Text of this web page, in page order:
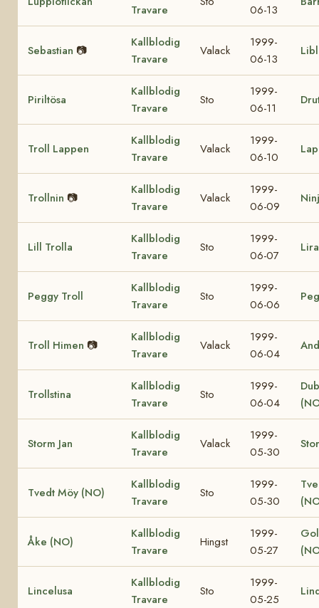
Travare
06-13
Sebastian 📷
Kallblodig
Travare
Valack
1999-
06-13
Piriltösa
Kallblodig
Travare
Sto
1999-
06-11
Troll Lappen
Kallblodig
Travare
Valack
1999-
06-10
Trollnin 📷
Kallblodig
Travare
Valack
1999-
06-09
Lill Trolla
Kallblodig
Travare
Sto
1999-
06-07
Peggy Troll
Kallblodig
Travare
Sto
1999-
06-06
Troll Himen 📷
Kallblodig
Travare
Valack
1999-
06-04
Trollstina
Kallblodig
Travare
Sto
1999-
06-04
Storm Jan
Kallblodig
Travare
Valack
1999-
05-30
Tvedt Möy (NO)
Kallblodig
Travare
Sto
1999-
05-30
Åke (NO)
Kallblodig
Travare
Hingst
1999-
05-27
Lincelusa
Kallblodig
Travare
Sto
1999-
05-25